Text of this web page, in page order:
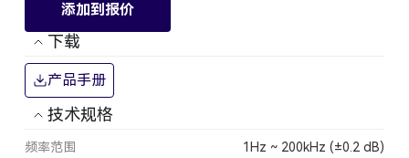
添加到报价
下载
产品手册
技术规格
频率范围
1Hz ~ 200kHz (±0.2 dB)